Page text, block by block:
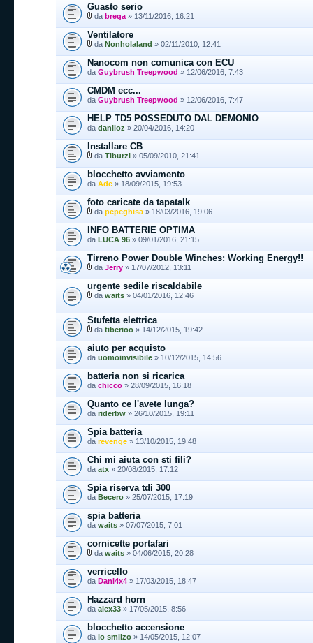
Guasto serio
da brega » 13/11/2016, 16:21
Ventilatore
da Nonholaland » 02/11/2010, 12:41
Nanocom non comunica con ECU
da Guybrush Treepwood » 12/06/2016, 7:43
CMDM ecc...
da Guybrush Treepwood » 12/06/2016, 7:47
HELP TD5 POSSEDUTO DAL DEMONIO
da daniloz » 20/04/2016, 14:20
Installare CB
da Tiburzi » 05/09/2010, 21:41
blocchetto avviamento
da Ade » 18/09/2015, 19:53
foto caricate da tapatalk
da pepeghisa » 18/03/2016, 19:06
INFO BATTERIE OPTIMA
da LUCA 96 » 09/01/2016, 21:15
Tirreno Power Double Winches: Working Energy!!
da Jerry » 17/07/2012, 13:11
urgente sedile riscaldabile
da waits » 04/01/2016, 12:46
Stufetta elettrica
da tiberioo » 14/12/2015, 19:42
aiuto per acquisto
da uomoinvisibile » 10/12/2015, 14:56
batteria non si ricarica
da chicco » 28/09/2015, 16:18
Quanto ce l'avete lunga?
da riderbw » 26/10/2015, 19:11
Spia batteria
da revenge » 13/10/2015, 19:48
Chi mi aiuta con sti fili?
da atx » 20/08/2015, 17:12
Spia riserva tdi 300
da Becero » 25/07/2015, 17:19
spia batteria
da waits » 07/07/2015, 7:01
cornicette portafari
da waits » 04/06/2015, 20:28
verricello
da Dani4x4 » 17/03/2015, 18:47
Hazzard horn
da alex33 » 17/05/2015, 8:56
blocchetto accensione
da lo smilzo » 14/05/2015, 12:07